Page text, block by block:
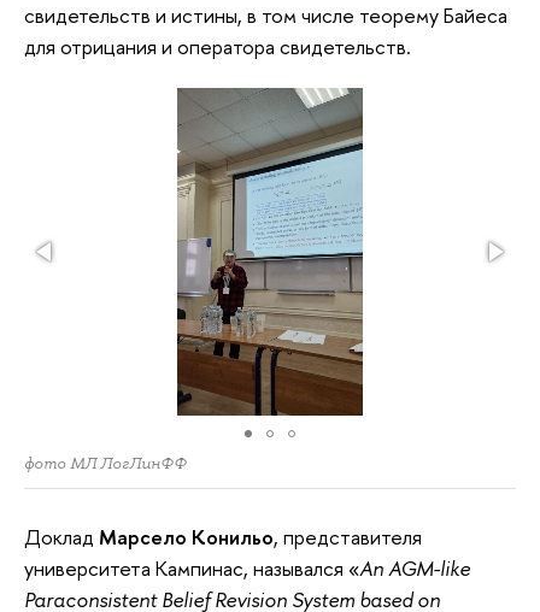
свидетельств и истины, в том числе теорему Байеса
для отрицания и оператора свидетельств.
фото МЛ ЛогЛинФФ
Доклад Марсело Конильо, представителя
университета Кампинас, назывался «An AGM-like
Paraconsistent Belief Revision System based on